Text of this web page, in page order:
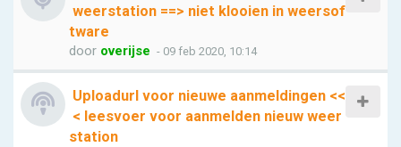
weerstation ==> niet klooien in weersof
tware
door overijse - 09 feb 2020, 10:14
Uploadurl voor nieuwe aanmeldingen <<
< leesvoer voor aanmelden nieuw weer
station